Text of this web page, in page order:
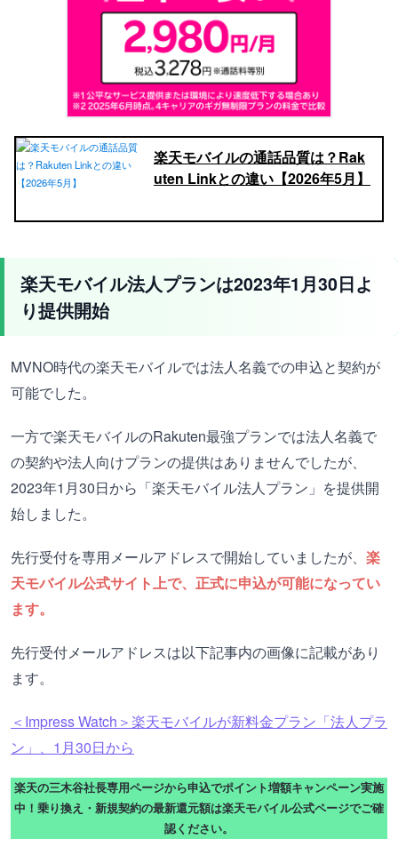
楽天モバイルの通話品質は？Rak
uten Linkとの違い【2026年5月】
楽天モバイル法人プランは2023年1月30日よ
り提供開始
MVNO時代の楽天モバイルでは法人名義での申込と契約が
可能でした。
一方で楽天モバイルのRakuten最強プランでは法人名義で
の契約や法人向けプランの提供はありませんでしたが、
2023年1月30日から「楽天モバイル法人プラン」を提供開
始しました。
先行受付を専用メールアドレスで開始していましたが、 楽
天モバイル公式サイト上で、正式に申込が可能になってい
ます。
先行受付メールアドレスは以下記事内の画像に記載があり
ます。
＜Impress Watch＞楽天モバイルが新料金プラン「法人プラ
ン」、1月30日から
楽天の三木谷社長専用ページから申込でポイント増額キャンペーン実施
中！乗り換え・新規契約の最新還元額は楽天モバイル公式ページでご確
認ください。